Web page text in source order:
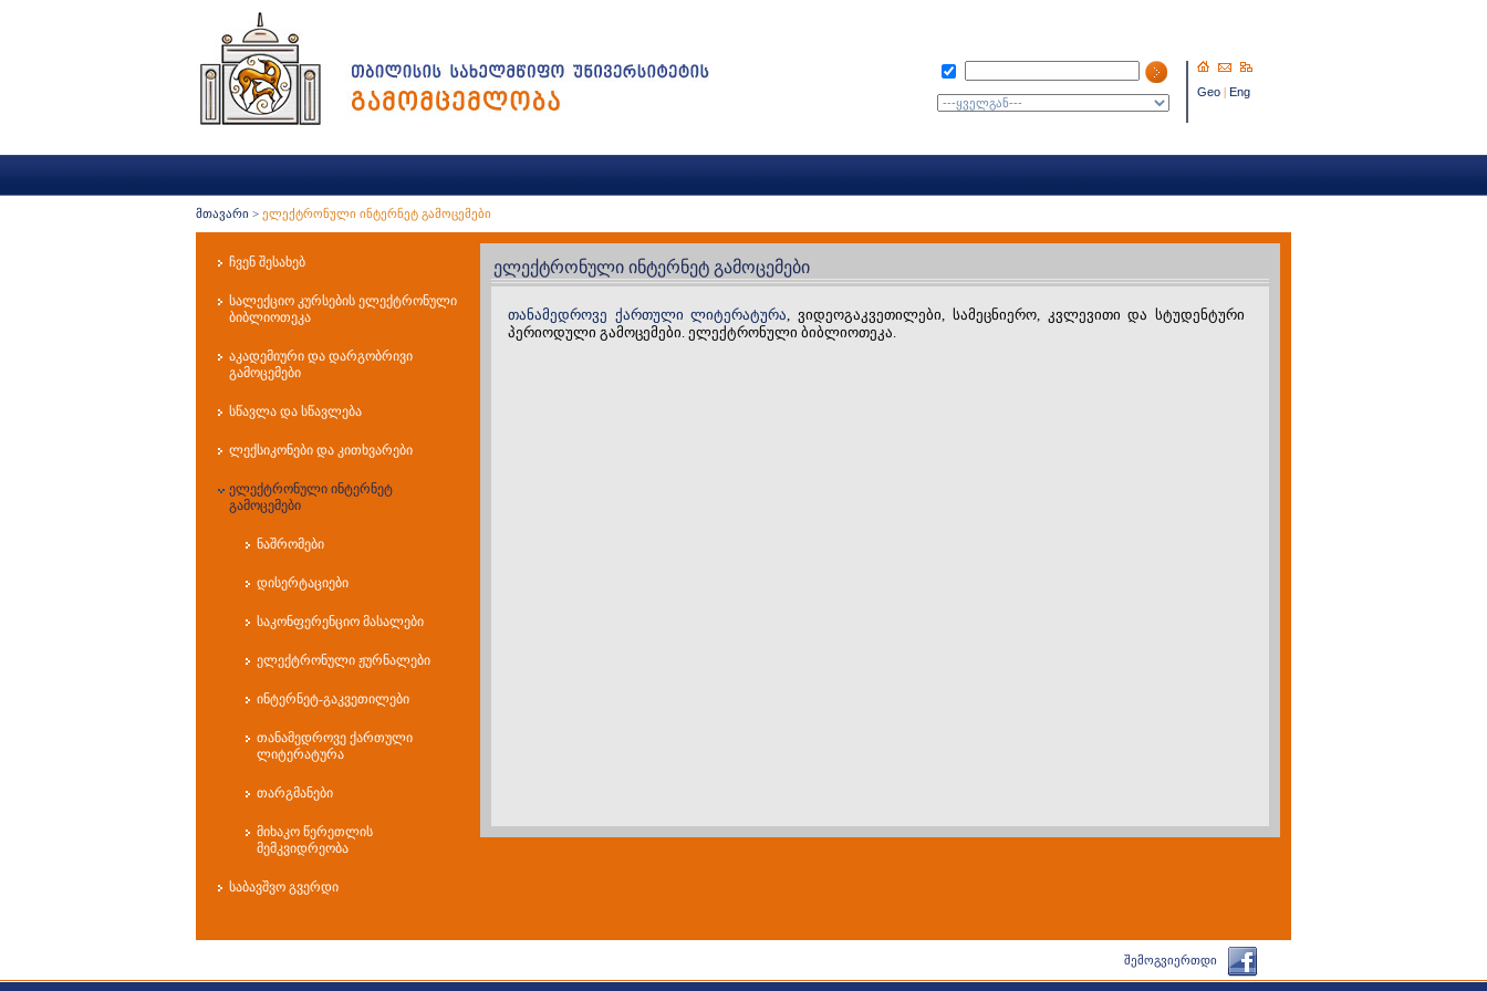
Geo | Eng
მთავარი > ელექტრონული ინტერნეტ გამოცემები
ჩვენ შესახებ
სალექციო კურსების ელექტრონული
ბიბლიოთეკა
აკადემიური და დარგობრივი
გამოცემები
სწავლა და სწავლება
ლექსიკონები და კითხვარები
ელექტრონული ინტერნეტ
გამოცემები
ნაშრომები
დისერტაციები
საკონფერენციო მასალები
ელექტრონული ჟურნალები
ინტერნეტ-გაკვეთილები
თანამედროვე ქართული
ლიტერატურა
თარგმანები
მიხაკო წერეთლის
მემკვიდრეობა
საბავშვო გვერდი
ელექტრონული ინტერნეტ გამოცემები
თანამედროვე ქართული ლიტერატურა, ვიდეოგაკვეთილები, სამეცნიერო, კვლევითი და სტუდენტური
პერიოდული გამოცემები. ელექტრონული ბიბლიოთეკა.
შემოგვიერთდი